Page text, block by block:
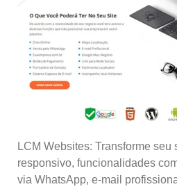
LCM Websites: Transforme seu
responsivo, funcionalidades
via WhatsApp, e-mail